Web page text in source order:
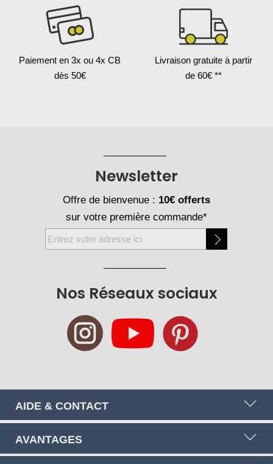
Paiement en 3x ou 4x CB
dès 50€
Livraison gratuite à partir
de 60€ **
Nos Réseaux sociaux
Newsletter
Offre de bienvenue : 10€ offerts
sur votre première commande*
Inscription
à
AIDE & CONTACT
AVANTAGES